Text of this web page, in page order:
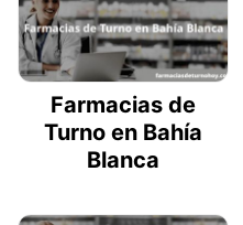
Farmacias de
Turno en Bahía
Blanca